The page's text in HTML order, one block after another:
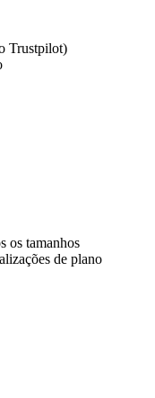
Trustpilot)
os tamanhos
de plano